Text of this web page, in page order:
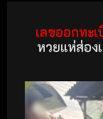
เลขออกทะ
หวยแห่ส่อง